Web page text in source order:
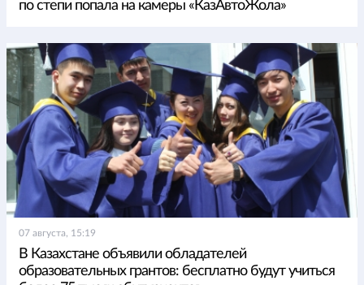
по степи попала на камеры «КазАвтоЖола»
07 августа, 15:19
В Казахстане объявили обладателей
образовательных грантов: бесплатно будут учиться